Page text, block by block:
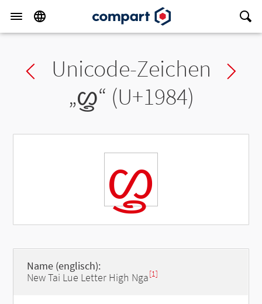
Previous char
Unicode-Zeichen
„ᦄ“ (U+1984)
ᦄ
Name (englisch):
New Tai Lue Letter High Nga[1]